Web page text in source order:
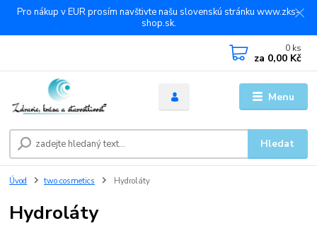
Pro nákup v EUR prosím navštivte našu slovenskú stránku www.zks-
shop.sk.
Menu
Hledat
0 ks
za 0,00 Kč
Úvod two cosmetics Hydroláty
Hydroláty